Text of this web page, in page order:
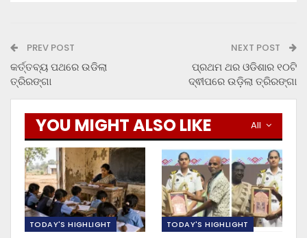
PREV POST
କର୍ତ୍ତବ୍ୟ ପଥରେ ଉଡିଲା
ତ୍ରିରଙ୍ଗା
NEXT POST
ପ୍ରଥମ ଥର ଓଡିଶାର ୧୦ଟି
ଦ୍ଵୀପରେ ଉଡ଼ିଲା ତ୍ରିରଙ୍ଗା
All
YOU MIGHT ALSO LIKE
TODAY'S HIGHLIGHT TODAY'S HIGHLIGHT